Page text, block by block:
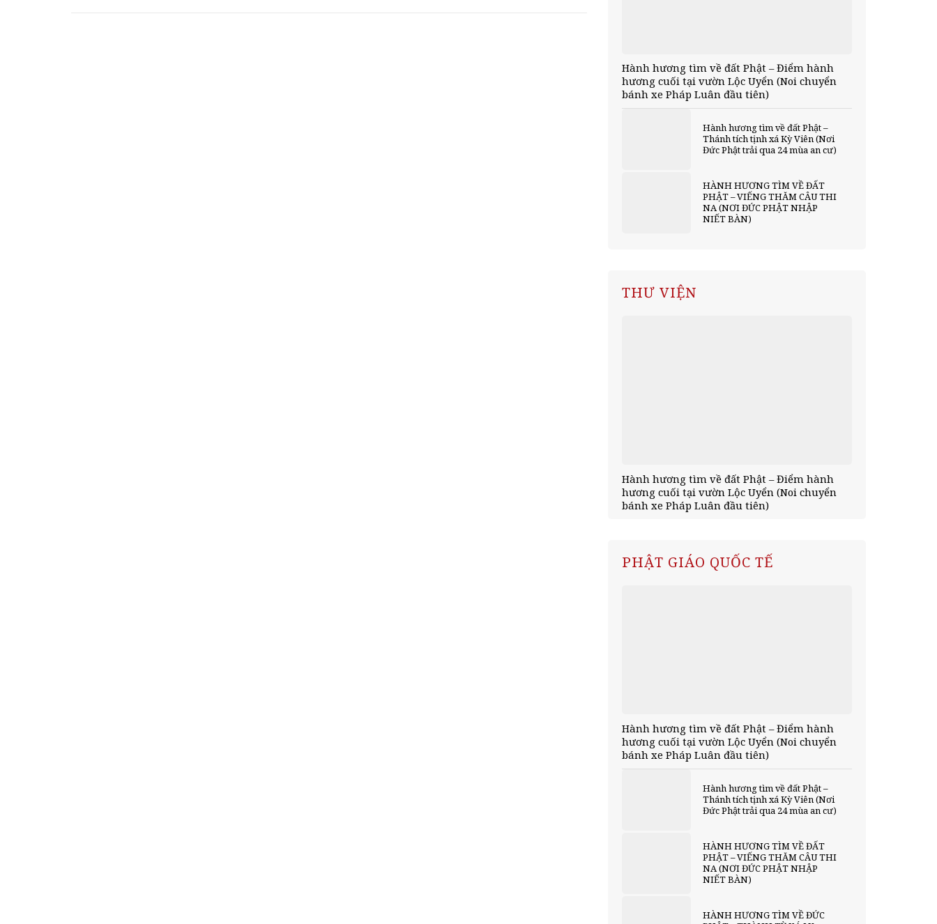
Hành hương tìm về đất Phật – Điểm hành
hương cuối tại vườn Lộc Uyển (Noi chuyển
bánh xe Pháp Luân đầu tiên)
Hành hương tìm về đất Phật –
Thánh tích tịnh xá Kỳ Viên (Nơi
Đức Phật trải qua 24 mùa an cư)
HÀNH HƯƠNG TÌM VỀ ĐẤT
PHẬT – VIẾNG THĂM CÂU THI
NA (NƠI ĐỨC PHẬT NHẬP
NIẾT BÀN)
THƯ VIỆN
Hành hương tìm về đất Phật – Điểm hành
hương cuối tại vườn Lộc Uyển (Noi chuyển
bánh xe Pháp Luân đầu tiên)
PHẬT GIÁO QUỐC TẾ
Hành hương tìm về đất Phật – Điểm hành
hương cuối tại vườn Lộc Uyển (Noi chuyển
bánh xe Pháp Luân đầu tiên)
Hành hương tìm về đất Phật –
Thánh tích tịnh xá Kỳ Viên (Nơi
Đức Phật trải qua 24 mùa an cư)
HÀNH HƯƠNG TÌM VỀ ĐẤT
PHẬT – VIẾNG THĂM CÂU THI
NA (NƠI ĐỨC PHẬT NHẬP
NIẾT BÀN)
HÀNH HƯƠNG TÌM VỀ ĐỨC